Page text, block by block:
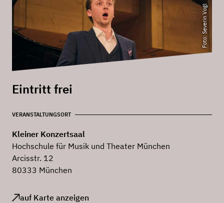
Foto: Severin Vogl
Eintritt frei
VERANSTALTUNGSORT
Kleiner Konzertsaal
Hochschule für Musik und Theater München
Arcisstr. 12
80333 München
auf Karte anzeigen